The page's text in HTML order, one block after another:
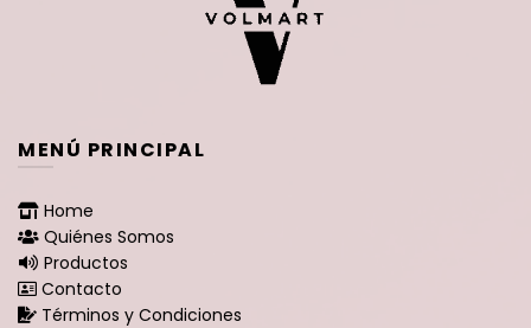
MENÚ PRINCIPAL
Home
Quiénes Somos
Productos
Contacto
Términos y Condiciones